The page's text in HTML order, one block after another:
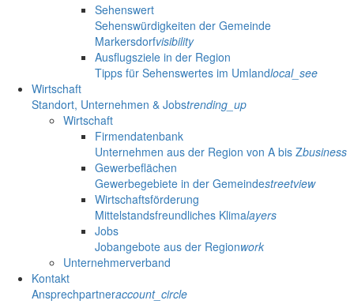
Sehenswert
Sehenswürdigkeiten der Gemeinde
Markersdorfvisibility
Ausflugsziele in der Region
Tipps für Sehenswertes im Umlandlocal_see
Wirtschaft
Standort, Unternehmen & Jobstrending_up
Wirtschaft
Firmendatenbank
Unternehmen aus der Region von A bis Zbusiness
Gewerbeflächen
Gewerbegebiete in der Gemeindestreetview
Wirtschaftsförderung
Mittelstandsfreundliches Klimalayers
Jobs
Jobangebote aus der Regionwork
Unternehmerverband
Kontakt
Ansprechpartneraccount_circle